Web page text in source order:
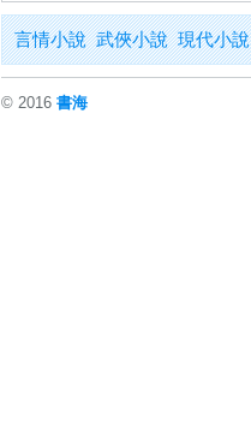
言情小說 武俠小說 現代小說
© 2016 書海